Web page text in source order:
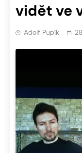
vidět ve
Adolf Pupík